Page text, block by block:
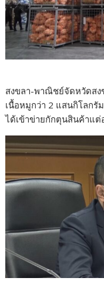
สงขลา-พาณิชย์จัดหวัดสง
เนื้อหมูกว่า 2 แสนกิโลกรั
ได้เข้าข่ายกักตุนสินค้าแต่